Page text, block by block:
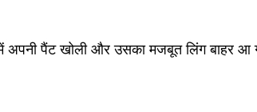
पैंट खोली और उसका मजबूत लिंग बाहर आ